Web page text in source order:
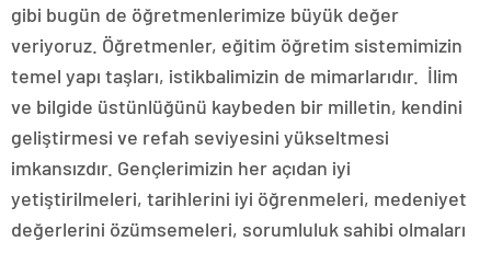
gibi bugün de öğretmenlerimize büyük değer
veriyoruz. Öğretmenler, eğitim öğretim sistemimizin
temel yapı taşları, istikbalimizin de mimarlarıdır. İlim
ve bilgide üstünlüğünü kaybeden bir milletin, kendini
geliştirmesi ve refah seviyesini yükseltmesi
imkansızdır. Gençlerimizin her açıdan iyi
yetiştirilmeleri, tarihlerini iyi öğrenmeleri, medeniyet
değerlerini özümsemeleri, sorumluluk sahibi olmaları